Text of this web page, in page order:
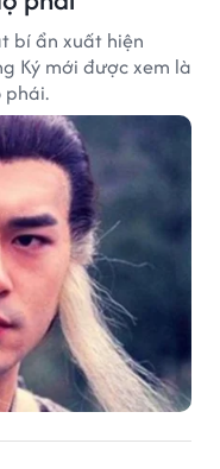
bí ẩn xuất hiện
Ký mới được xem là
phái.